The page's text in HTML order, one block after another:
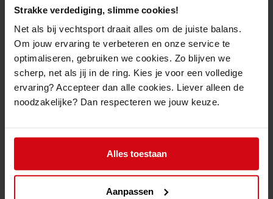
Strakke verdediging, slimme cookies!
Net als bij vechtsport draait alles om de juiste balans.
Om jouw ervaring te verbeteren en onze service te
optimaliseren, gebruiken we cookies. Zo blijven we
scherp, net als jij in de ring. Kies je voor een volledige
ervaring? Accepteer dan alle cookies. Liever alleen de
noodzakelijke? Dan respecteren we jouw keuze.
Alles toestaan
Aanpassen
Ze hebben een simpel design en zijn gemaakt van Phantom's
licht, ademend en duurzaam.
De Phantom Athletics Training Short "Elite"hebben 2 zijzakken die
gesloten worden met ritssluitingen en hebben ook achteraan nog een
extra zakje.
Phantom Logo op het linkerbeen
Zijzakken met ritssluitingen